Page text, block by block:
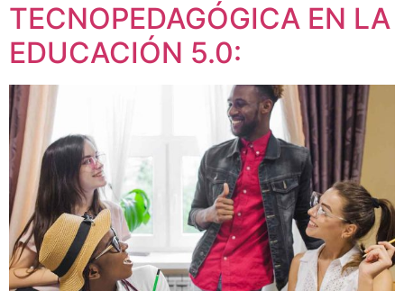
TECNOPEDAGÓGICA EN LA
EDUCACIÓN 5.0: